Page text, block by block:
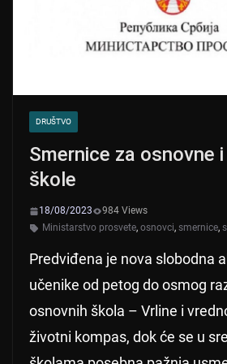
k
DRUŠTVO
Smernice za osnovne
škole
18/08/2023
984 Views
Ministarstvo prosvete, osnovci, smernice,
Predviđena je nova slobodna
učenike od petog do osmog
osnovnih škola – Vrline i
životni kompas, dok će se u